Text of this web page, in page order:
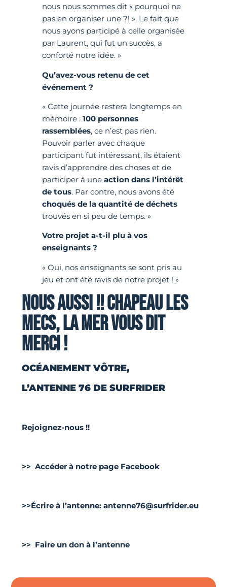
nous nous sommes dit « pourquoi ne
pas en organiser une ?! ». Le fait que
nous ayons participé à celle organisée
par Laurent, qui fut un succès, a
conforté notre idée. »
Qu’avez-vous retenu de cet
événement ?
« Cette journée restera longtemps en
mémoire : 100 personnes
rassemblées, ce n’est pas rien.
Pouvoir parler avec chaque
participant fut intéressant, ils étaient
ravis d’apprendre des choses et de
participer à uneaction dans l’intérêt
de tous. Par contre, nous avons été
choqués de la quantité de déchets
trouvés en si peu de temps. »
Votre projet a-t-il plu à vos
enseignants ?
« Oui, nos enseignants se sont pris au
jeu et ont été ravis de notre projet ! »
NOUS AUSSI !!CHAPEAU LES
MECS, LA MER VOUS DIT
MERCI !
OCÉANEMENT VÔTRE,
L’ANTENNE 76 DE SURFRIDER
Rejoignez-nous !!
>> Accéder à notre page Facebook
>>Écrire à l’antenne: antenne76@surfrider.eu
>> Faire un don à l’antenne